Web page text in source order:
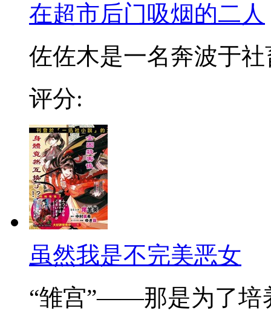
在超市后门吸烟的二人
佐佐木是一名奔波于社
评分:
虽然我是不完美恶女
“雏宫”——那是为了培